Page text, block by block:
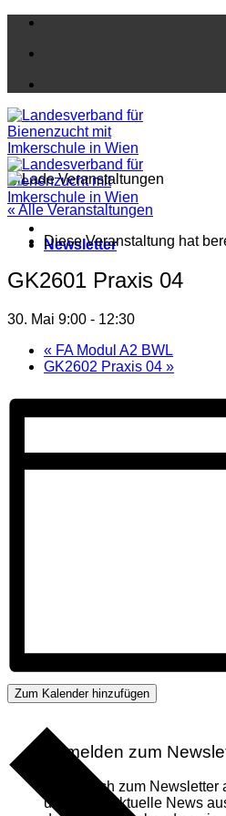
Zum
springen
Newsletter
Anmelden zum
Melde dich zum Newsletter
um immer aktuelle News
« Alle Veranstaltungen
Diese Veranstaltung hat
GK2601 Praxis 04
30. Mai 9:00 - 12:30
« FA Modul A2 BWL
GK2602 Praxis 04 »
Zum Kalender hinzufügen